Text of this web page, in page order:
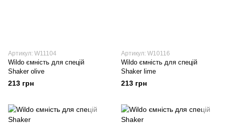
Артикул: W11104
Wildo ємність для спецій
Shaker olive
213 грн
Артикул: W10116
Wildo ємність для спецій
Shaker lime
213 грн